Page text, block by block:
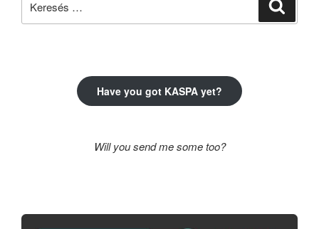
Have you got KASPA yet?
Will you send me some too?